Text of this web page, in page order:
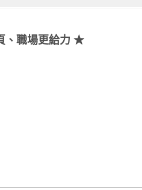
、職場更給力 ★